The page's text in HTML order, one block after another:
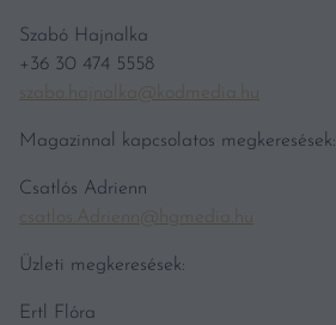
Szabó Hajnalka
+36 30 474 5558
szabo.hajnalka@kodmedia.hu
Magazinnal kapcsolatos megkeresések:
Csatlós Adrienn
csatlos.Adrienn@hgmedia.hu
Üzleti megkeresések:
Ertl Flóra